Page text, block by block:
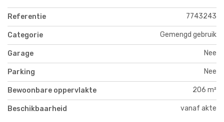
Referentie 7743243
Categorie Gemengd gebruik
Garage Nee
Parking Nee
Bewoonbare oppervlakte 206 m²
Beschikbaarheid vanaf akte